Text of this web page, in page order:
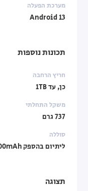
מערכת הפעלה
Android 13
תכונות נוספות
חריץ הרחבה
כן, עד 1TB
משקל התחלתי
737 גרם
סוללה
ליתיום בהספק 11200mAh
תצוגה